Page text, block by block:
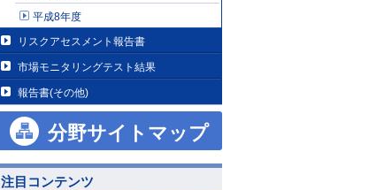
平成8年度
リスクアセスメント報告書
市場モニタリングテスト結果
報告書(その他)
分野サイトマップ
注目コンテンツ